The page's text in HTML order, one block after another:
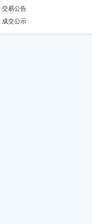
·交易公告
·成交公示